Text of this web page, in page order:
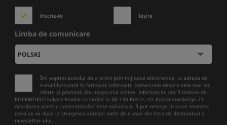
Inscrie-te Ieșire
Limba de comunicare
Îmi exprim acordul de a primi prin mijloace electronice, la adresa de
e-mail furnizată în formular, informații comerciale despre cele mai noi
oferte și promoții din magazinul online. Informațiile vor fi trimise de
ROCKWORLD Łukasz Pawlik cu sediul în 48-130 Kietrz, str. Kochanowskiego 21.
Acordarea acestui consimțământ este voluntară. Îl pot retrage în orice moment,
ceea ce va duce la ștergerea adresei mele de e-mail din lista de destinatari a
newsletter-ului.